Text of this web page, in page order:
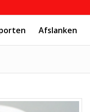
Afslanken